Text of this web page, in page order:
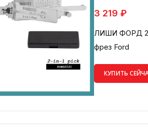
3 219 ₽
ЛИШИ ФОРД
фрез Ford
КУПИТЬ